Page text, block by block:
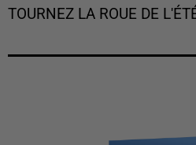
TOURNEZ LA ROUE DE